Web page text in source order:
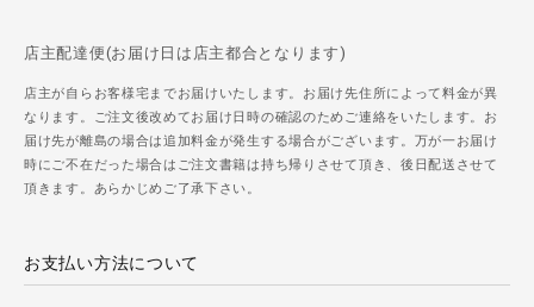
店主配達便(お届け日は店主都合となります)
店主が自らお客様宅までお届けいたします。お届け先住所によって料金が異
なります。ご注文後改めてお届け日時の確認のためご連絡をいたします。お
届け先が離島の場合は追加料金が発生する場合がございます。万が一お届け
時にご不在だった場合はご注文書籍は持ち帰りさせて頂き、後日配送させて
頂きます。あらかじめご了承下さい。
お支払い方法について